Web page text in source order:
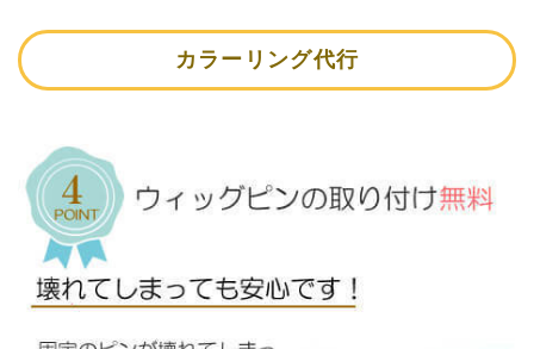
カラーリング代行